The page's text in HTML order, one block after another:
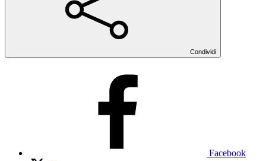
Condividi
Facebook